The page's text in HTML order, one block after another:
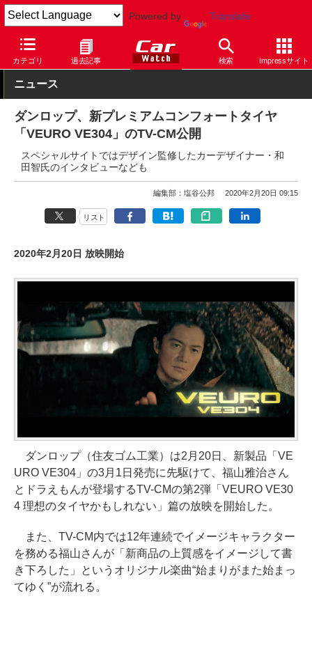
Powered by Translate
カテゴリ 過去記事 検索 Impressサイト
Car Watch タイヤ ダンロップ
ニュース
ダンロップ、新プレミアムコンフォートタイヤ
「VEURO VE304」のTV-CM公開
スペシャルサイトではデザイン監修したカーデザイナー・和
田智氏のインタビューなども
編集部：塩谷公邦 2020年2月20日 09:15
リスト
2020年2月20日 放映開始
ダンロップ（住友ゴム工業）は2月20日、新製品「VE
URO VE304」の3月1日発売に先駆けて、福山雅治さん
とドラえもんが登場するTV-CMの第2弾「VEURO VE30
4 理想のタイヤかもしれない」篇の放映を開始した。
また、TV-CM内では12年連続でイメージキャラクター
を務める福山さんが「新商品の上質感をイメージして書
き下ろした」というオリジナル楽曲“始まりがまた始まっ
てゆく”が流れる。